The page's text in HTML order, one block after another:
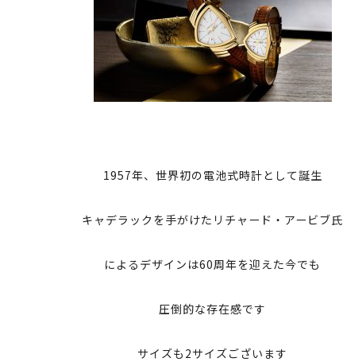
1957年、世界初の電池式時計として誕生
キャデラックを手がけたリチャード・アービブ氏
によるデザインは60周年を迎えた今でも
圧倒的な存在感です
サイズも2サイズございます